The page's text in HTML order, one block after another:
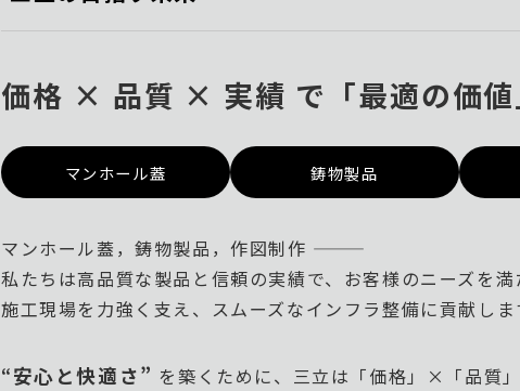
価格 × 品質 × 実績 で「最適の価値
マンホール蓋 鋳物製品
マンホール蓋，鋳物製品，作図制作 ―――
私たちは高品質な製品と信頼の実績で、お客様のニーズを満
施工現場を力強く支え、スムーズなインフラ整備に貢献しま
“安心と快適さ” を築くために、三立は「価格」×「品質